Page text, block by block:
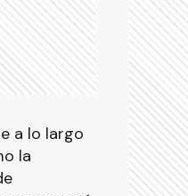
a lo largo
la